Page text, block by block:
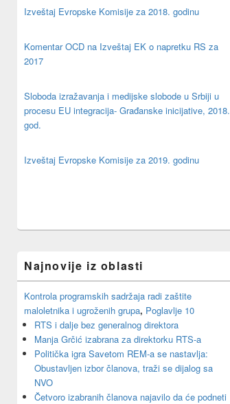
Izveštaj Evropske Komisije za 2018. godinu
Komentar OCD na Izveštaj EK o napretku RS za
2017
Sloboda izražavanja i medijske slobode u Srbiji u
procesu EU integracija- Građanske inicijative, 2018.
god.
Izveštaj Evropske Komisije za 2019. godinu
Najnovije iz oblasti
Kontrola programskih sadržaja radi zaštite
maloletnika i ugroženih grupa, Poglavlje 10
RTS i dalje bez generalnog direktora
Manja Grčić izabrana za direktorku RTS-a
Politička igra Savetom REM-a se nastavlja:
Obustavljen izbor članova, traži se dijalog sa
NVO
Četvoro izabranih članova najavilo da će podneti